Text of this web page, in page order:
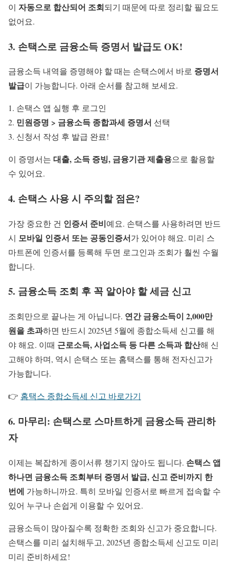
이 자동으로 합산되어 조회되기 때문에 따로 정리할 필요도
없어요.
3. 손택스로 금융소득 증명서 발급도 OK!
금융소득 내역을 증명해야 할 때는 손택스에서 바로 증명서
발급이 가능합니다. 아래 순서를 참고해 보세요.
손택스 앱 실행 후 로그인
민원증명 > 금융소득 종합과세 증명서 선택
신청서 작성 후 발급 완료!
이 증명서는 대출, 소득 증빙, 금융기관 제출용으로 활용할
수 있어요.
4. 손택스 사용 시 주의할 점은?
가장 중요한 건 인증서 준비예요. 손택스를 사용하려면 반드
시 모바일 인증서 또는 공동인증서가 있어야 해요. 미리 스
마트폰에 인증서를 등록해 두면 로그인과 조회가 훨씬 수월
합니다.
5. 금융소득 조회 후 꼭 알아야 할 세금 신고
조회만으로 끝나는 게 아닙니다. 연간 금융소득이 2,000만
원을 초과하면 반드시 2025년 5월에 종합소득세 신고를 해
야 해요. 이때 근로소득, 사업소득 등 다른 소득과 합산해 신
고해야 하며, 역시 손택스 또는 홈택스를 통해 전자신고가
가능합니다.
👉 홈택스 종합소득세 신고 바로가기
6. 마무리: 손택스로 스마트하게 금융소득 관리하
자
이제는 복잡하게 종이서류 챙기지 않아도 됩니다. 손택스 앱
하나면 금융소득 조회부터 증명서 발급, 신고 준비까지 한
번에 가능하니까요. 특히 모바일 인증서로 빠르게 접속할 수
있어 누구나 손쉽게 이용할 수 있어요.
금융소득이 많아질수록 정확한 조회와 신고가 중요합니다.
손택스를 미리 설치해두고, 2025년 종합소득세 신고도 미리
미리 준비하세요!